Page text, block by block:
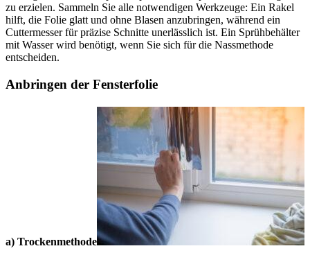
zu erzielen. Sammeln Sie alle notwendigen Werkzeuge: Ein Rakel
hilft, die Folie glatt und ohne Blasen anzubringen, während ein
Cuttermesser für präzise Schnitte unerlässlich ist. Ein Sprühbehälter
mit Wasser wird benötigt, wenn Sie sich für die Nassmethode
entscheiden.
Anbringen der Fensterfolie
a) Trockenmethode